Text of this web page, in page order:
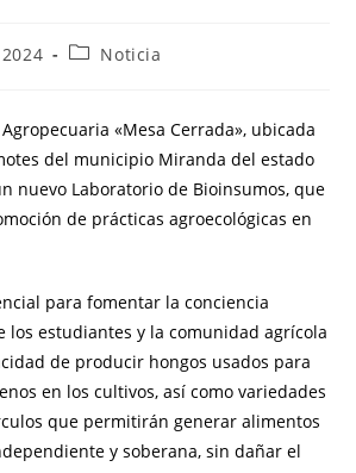
Noticia
«Mesa Cerrada», ubicada
del municipio Miranda del estado
nuevo Laboratorio de Bioinsumos, que
de prácticas agroecológicas en
para fomentar la conciencia
los estudiantes y la comunidad agrícola
de producir hongos usados para
en los cultivos, así como variedades
que permitirán generar alimentos
y soberana, sin dañar el